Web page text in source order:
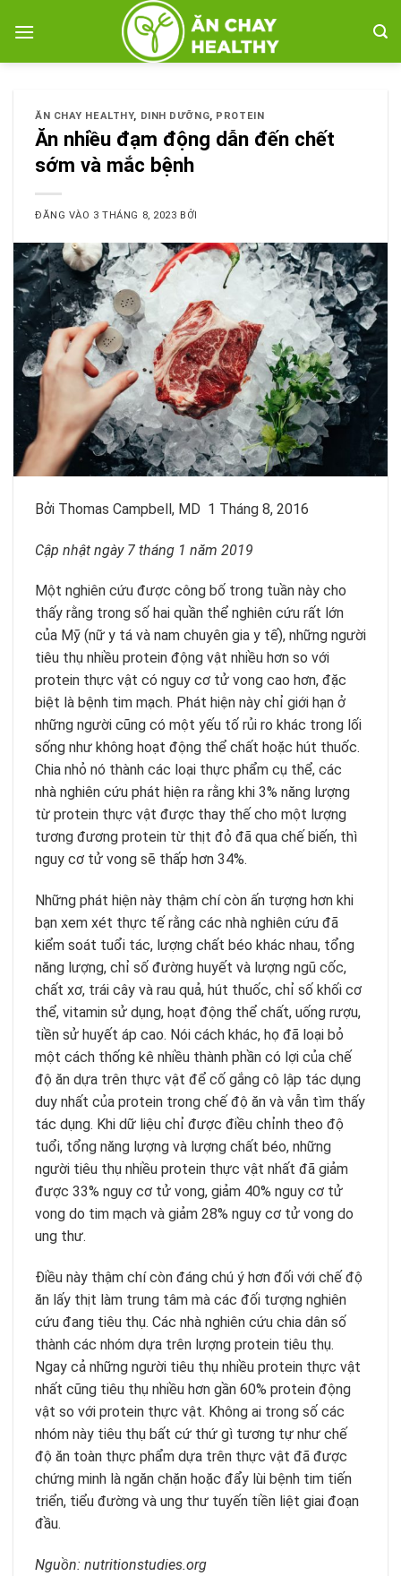
qua
ĂN CHAY HEALTHY, DINH DƯỠNG, PROTEIN
Ăn nhiều đạm động dẫn đến chết
sớm và mắc bệnh
ĐĂNG VÀO 3 THÁNG 8, 2023 BỞI
Bởi Thomas Campbell, MD 1 Tháng 8, 2016
Cập nhật ngày 7 tháng 1 năm 2019
Một nghiên cứu được công bố trong tuần này cho
thấy rằng trong số hai quần thể nghiên cứu rất lớn
của Mỹ (nữ y tá và nam chuyên gia y tế), những người
tiêu thụ nhiều protein động vật nhiều hơn so với
protein thực vật có nguy cơ tử vong cao hơn, đặc
biệt là bệnh tim mạch. Phát hiện này chỉ giới hạn ở
những người cũng có một yếu tố rủi ro khác trong lối
sống như không hoạt động thể chất hoặc hút thuốc.
Chia nhỏ nó thành các loại thực phẩm cụ thể, các
nhà nghiên cứu phát hiện ra rằng khi 3% năng lượng
từ protein thực vật được thay thế cho một lượng
tương đương protein từ thịt đỏ đã qua chế biến, thì
nguy cơ tử vong sẽ thấp hơn 34%.
Những phát hiện này thậm chí còn ấn tượng hơn khi
bạn xem xét thực tế rằng các nhà nghiên cứu đã
kiểm soát tuổi tác, lượng chất béo khác nhau, tổng
năng lượng, chỉ số đường huyết và lượng ngũ cốc,
chất xơ, trái cây và rau quả, hút thuốc, chỉ số khối cơ
thể, vitamin sử dụng, hoạt động thể chất, uống rượu,
tiền sử huyết áp cao. Nói cách khác, họ đã loại bỏ
một cách thống kê nhiều thành phần có lợi của chế
độ ăn dựa trên thực vật để cố gắng cô lập tác dụng
duy nhất của protein trong chế độ ăn và vẫn tìm thấy
tác dụng. Khi dữ liệu chỉ được điều chỉnh theo độ
tuổi, tổng năng lượng và lượng chất béo, những
người tiêu thụ nhiều protein thực vật nhất đã giảm
được 33% nguy cơ tử vong, giảm 40% nguy cơ tử
vong do tim mạch và giảm 28% nguy cơ tử vong do
ung thư.
Điều này thậm chí còn đáng chú ý hơn đối với chế độ
ăn lấy thịt làm trung tâm mà các đối tượng nghiên
cứu đang tiêu thụ. Các nhà nghiên cứu chia dân số
thành các nhóm dựa trên lượng protein tiêu thụ.
Ngay cả những người tiêu thụ nhiều protein thực vật
nhất cũng tiêu thụ nhiều hơn gần 60% protein động
vật so với protein thực vật. Không ai trong số các
nhóm này tiêu thụ bất cứ thứ gì tương tự như chế
độ ăn toàn thực phẩm dựa trên thực vật đã được
chứng minh là ngăn chặn hoặc đẩy lùi bệnh tim tiến
triển, tiểu đường và ung thư tuyến tiền liệt giai đoạn
đầu.
Nguồn: nutritionstudies.org